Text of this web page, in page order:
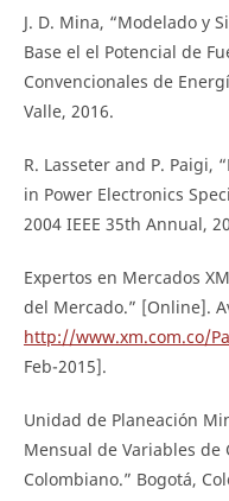
J. D. Mina, “Modelado y
Base el el Potencial de
Convencionales de
Valle, 2016.
R. Lasseter and P. Paigi,
in Power Electronics
2004 IEEE 35th Annual,
Expertos en Mercados
del Mercado.” [Online].
http://www.xm.com.co/
Feb-2015].
Unidad de Planeación
Mensual de Variables de
Colombiano.” Bogotá,